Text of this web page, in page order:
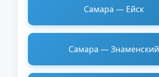
Самара — Ейск
Самара — Знаменский